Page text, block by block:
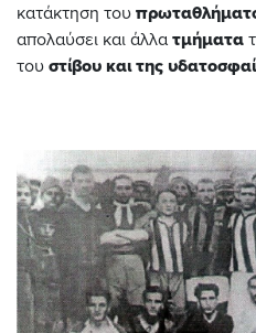
κατάκτηση του
απολαύσει και άλλα τμήματα
του στίβου και της